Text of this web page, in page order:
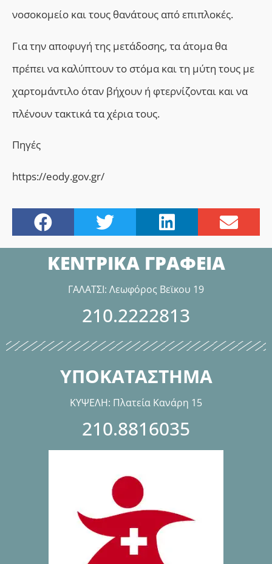
νοσοκομείο και τους θανάτους από επιπλοκές.
Για την αποφυγή της μετάδοσης, τα άτομα θα
πρέπει να καλύπτουν το στόμα και τη μύτη τους με
χαρτομάντιλο όταν βήχουν ή φτερνίζονται και να
πλένουν τακτικά τα χέρια τους.
Πηγές
https://eody.gov.gr/
ΚΕΝΤΡΙΚΑ ΓΡΑΦΕΙΑ
ΓΑΛΑΤΣΙ: Λεωφόρος Βεϊκου 19
210.2222813
ΥΠΟΚΑΤΑΣΤΗΜΑ
ΚΥΨΕΛΗ: Πλατεία Κανάρη 15
210.8816035